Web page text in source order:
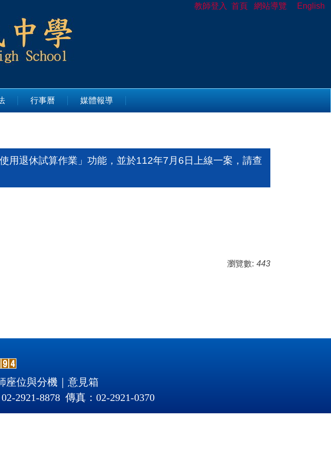
教師登入 首頁 網站導覽 English
行事曆 媒體報導
用退休試算作業」功能，並於112年7月6日上線一案，請查
瀏覽數: 443
座位與分機
意見箱
2921-8878 傳真：02-2921-0370